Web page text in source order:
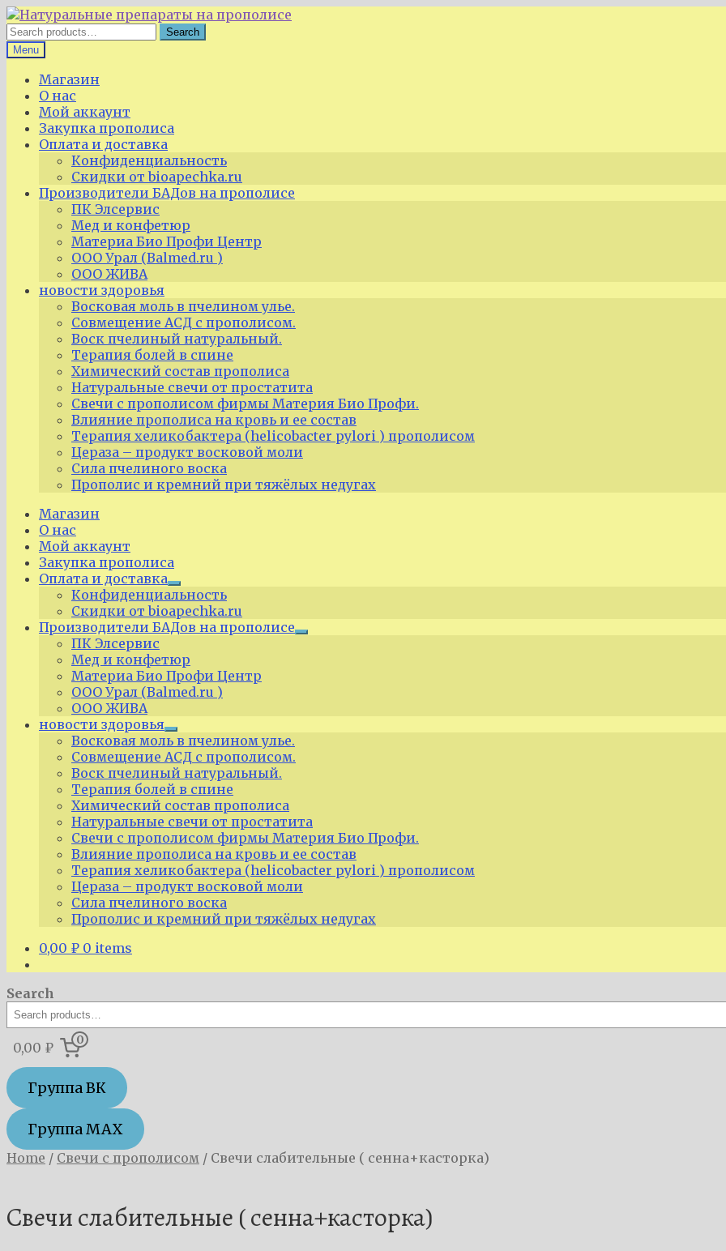
Skip
to
navigation
Skip
to
content
Search
for:
Search
Menu
Магазин
О нас
Мой аккаунт
Закупка прополиса
Оплата и доставка
Конфиденциальность
Скидки от bioapechka.ru
Производители БАДов на прополисе
ПК Элсервис
Мед и конфетюр
Материа Био Профи Центр
ООО Урал (Balmed.ru )
ООО ЖИВА
новости здоровья
Восковая моль в пчелином улье.
Совмещение АСД с прополисом.
Воск пчелиный натуральный.
Терапия болей в спине
Химический состав прополиса
Натуральные свечи от простатита
Свечи с прополисом фирмы Материя Био Профи.
Влияние прополиса на кровь и ее состав
Терапия хеликобактера (helicobacter pylori ) прополисом
Цераза – продукт восковой моли
Сила пчелиного воска
Прополис и кремний при тяжёлых недугах
Магазин
О нас
Мой аккаунт
Закупка прополиса
Оплата и доставка
Expand
child
menu
Конфиденциальность
Скидки от bioapechka.ru
Производители БАДов на прополисе
Expand
ПК Элсервис
Мед и конфетюр
Материа Био Профи Центр
ООО Урал (Balmed.ru )
ООО ЖИВА
новости здоровья
Expand
child
menu
Восковая моль в пчелином улье.
Совмещение АСД с прополисом.
Воск пчелиный натуральный.
Терапия болей в спине
Химический состав прополиса
Натуральные свечи от простатита
Свечи с прополисом фирмы Материя Био Профи.
Влияние прополиса на кровь и ее состав
Терапия хеликобактера (helicobacter pylori ) прополисом
Цераза – продукт восковой моли
Сила пчелиного воска
Прополис и кремний при тяжёлых недугах
0,00 ₽ 0 items
Search
0,00 ₽ 0
Группа ВК
Группа MAX
Home / Свечи с прополисом / Свечи слабительные ( сенна+касторка)
Свечи слабительные ( сенна+касторка)